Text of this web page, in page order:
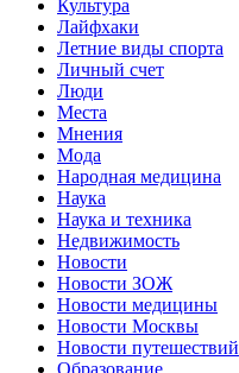
Культура
Лайфхаки
Летние виды спорта
Личный счет
Люди
Места
Мнения
Мода
Народная медицина
Наука
Наука и техника
Недвижимость
Новости
Новости ЗОЖ
Новости медицины
Новости Москвы
Новости путешествий
Образование